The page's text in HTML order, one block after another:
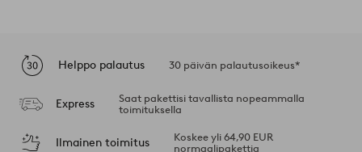
Helppo palautus 30 päivän palautusoikeus*
Express
Saat pakettisi tavallista nopeammalla
toimituksella
Ilmainen toimitus
Koskee yli 64,90 EUR
normaalipakettia